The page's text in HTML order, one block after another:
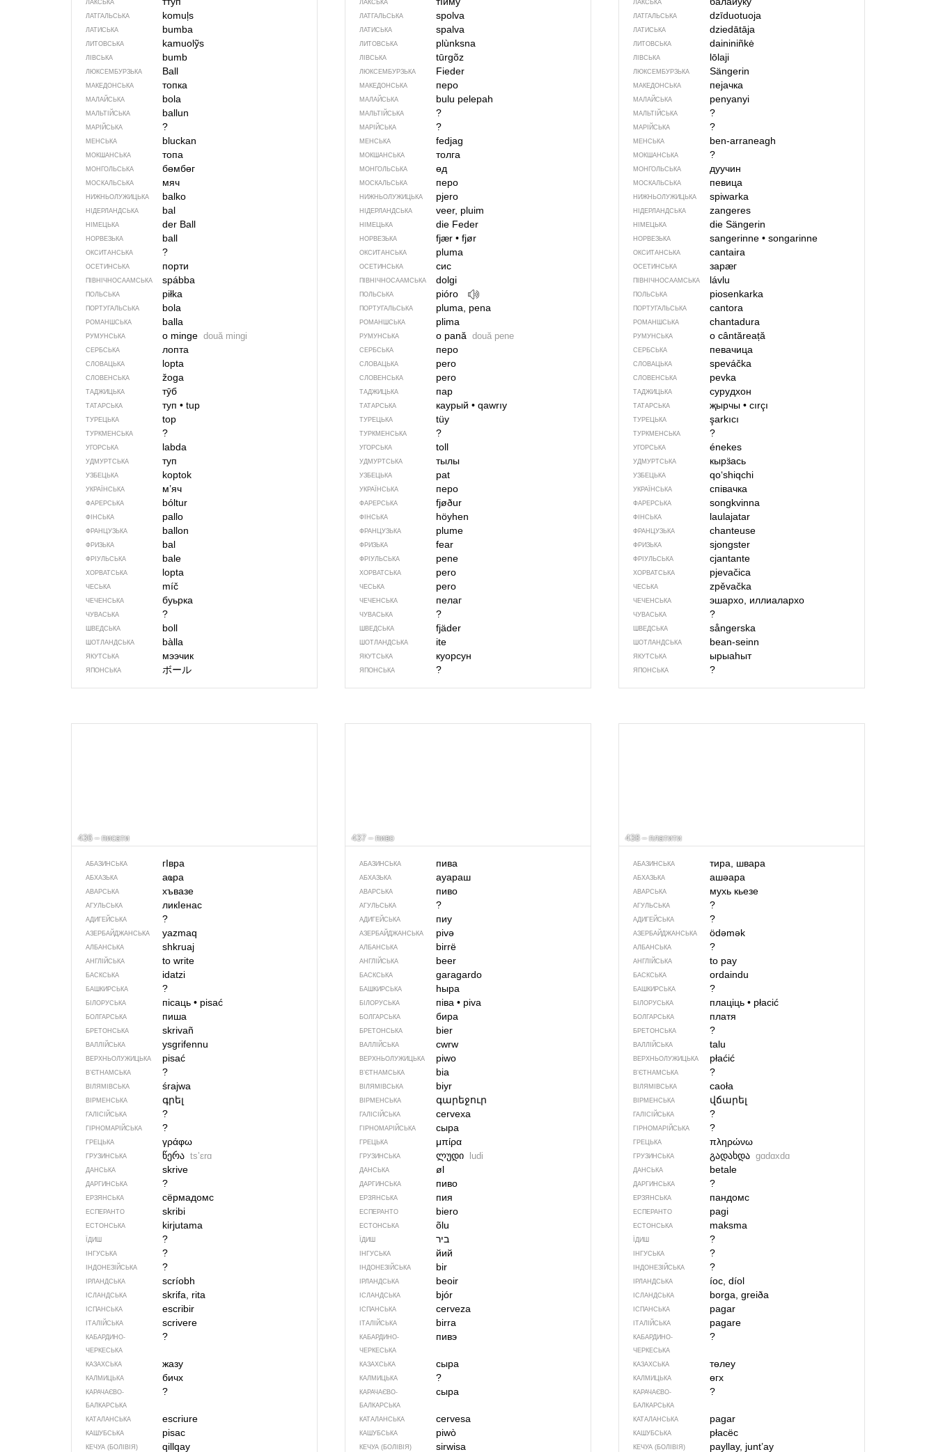
ЛАКСЬКА
ЛАТГАЛЬСЬКА komuļs
ЛАТИСЬКА bumba
ЛИТОВСЬКА kamuolỹs
ЛІВСЬКА bumb
ЛЮКСЕМБУРЗЬКА Ball
МАКЕДОНСЬКА топка
МАЛАЙСЬКА bola
МАЛЬТІЙСЬКА ballun
МАРІЙСЬКА ?
МЕНСЬКА bluckan
МОКШАНСЬКА топа
МОНГОЛЬСЬКА бөмбөг
МОСКАЛЬСЬКА мяч
НИЖНЬОЛУЖИЦЬКА balko
НІДЕРЛАНДСЬКА bal
НІМЕЦЬКА der Ball
НОРВЕЗЬКА ball
ОКСИТАНСЬКА ?
ОСЕТИНСЬКА порти
ПІВНІЧНОСААМСЬКА spábba
ПОЛЬСЬКА piłka
ПОРТУГАЛЬСЬКА bola
РОМАНШСЬКА balla
РУМУНСЬКА o minge două mingi
СЕРБСЬКА лопта
СЛОВАЦЬКА lopta
СЛОВЕНСЬКА žoga
ТАДЖИЦЬКА тӯб
ТАТАРСЬКА туп •tup
ТУРЕЦЬКА top
ТУРКМЕНСЬКА ?
УГОРСЬКА labda
УДМУРТСЬКА туп
УЗБЕЦЬКА koptok
УКРАЇНСЬКА м’яч
ФАРЕРСЬКА bóltur
ФІНСЬКА pallo
ФРАНЦУЗЬКА ballon
ФРИЗЬКА bal
ФРІУЛЬСЬКА bale
ХОРВАТСЬКА lopta
ЧЕСЬКА míč
ЧЕЧЕНСЬКА буьрка
ЧУВАСЬКА ?
ШВЕДСЬКА boll
ШОТЛАНДСЬКА bàlla
ЯКУТСЬКА мээчик
ЯПОНСЬКА ボール
ЛАКСЬКА
ЛАТГАЛЬСЬКА spolva
ЛАТИСЬКА spalva
ЛИТОВСЬКА plùnksna
ЛІВСЬКА tūrgõz
ЛЮКСЕМБУРЗЬКА Fieder
МАКЕДОНСЬКА перо
МАЛАЙСЬКА bulu pelepah
МАЛЬТІЙСЬКА ?
МАРІЙСЬКА ?
МЕНСЬКА fedjag
МОКШАНСЬКА толга
МОНГОЛЬСЬКА өд
МОСКАЛЬСЬКА перо
НИЖНЬОЛУЖИЦЬКА pjero
НІДЕРЛАНДСЬКА veer, pluim
НІМЕЦЬКА die Feder
НОРВЕЗЬКА fjær • fjør
ОКСИТАНСЬКА pluma
ОСЕТИНСЬКА сис
ПІВНІЧНОСААМСЬКА dolgi
ПОЛЬСЬКА pióro
ПОРТУГАЛЬСЬКА pluma, pena
РОМАНШСЬКА plima
РУМУНСЬКА o pană două pene
СЕРБСЬКА перо
СЛОВАЦЬКА pero
СЛОВЕНСЬКА pero
ТАДЖИЦЬКА пар
ТАТАРСЬКА каурый • qawrıy
ТУРЕЦЬКА tüy
ТУРКМЕНСЬКА ?
УГОРСЬКА toll
УДМУРТСЬКА тылы
УЗБЕЦЬКА pat
УКРАЇНСЬКА перо
ФАРЕРСЬКА fjøður
ФІНСЬКА höyhen
ФРАНЦУЗЬКА plume
ФРИЗЬКА fear
ФРІУЛЬСЬКА pene
ХОРВАТСЬКА pero
ЧЕСЬКА pero
ЧЕЧЕНСЬКА пелаг
ЧУВАСЬКА ?
ШВЕДСЬКА fjäder
ШОТЛАНДСЬКА ite
ЯКУТСЬКА куорсун
ЯПОНСЬКА ?
ЛАКСЬКА
ЛАТГАЛЬСЬКА dzīduotuoja
ЛАТИСЬКА dziedātāja
ЛИТОВСЬКА daininiñkė
ЛІВСЬКА lōlaji
ЛЮКСЕМБУРЗЬКА Sängerin
МАКЕДОНСЬКА пејачка
МАЛАЙСЬКА penyanyi
МАЛЬТІЙСЬКА ?
МАРІЙСЬКА ?
МЕНСЬКА ben-arraneagh
МОКШАНСЬКА ?
МОНГОЛЬСЬКА дуучин
МОСКАЛЬСЬКА певица
НИЖНЬОЛУЖИЦЬКА spiwarka
НІДЕРЛАНДСЬКА zangeres
НІМЕЦЬКА die Sängerin
НОРВЕЗЬКА sangerinne• songarinne
ОКСИТАНСЬКА cantaira
ОСЕТИНСЬКА зарӕг
ПІВНІЧНОСААМСЬКА lávlu
ПОЛЬСЬКА piosenkarka
ПОРТУГАЛЬСЬКА cantora
РОМАНШСЬКА chantadura
РУМУНСЬКА o cântăreață
СЕРБСЬКА певачица
СЛОВАЦЬКА speváčka
СЛОВЕНСЬКА pevka
ТАДЖИЦЬКА сурудхон
ТАТАРСЬКА җырчы• cırçı
ТУРЕЦЬКА şarkıcı
ТУРКМЕНСЬКА ?
УГОРСЬКА énekes
УДМУРТСЬКА кырӟась
УЗБЕЦЬКА qoʻshiqchi
УКРАЇНСЬКА співачка
ФАРЕРСЬКА songkvinna
ФІНСЬКА laulajatar
ФРАНЦУЗЬКА chanteuse
ФРИЗЬКА sjongster
ФРІУЛЬСЬКА cjantante
ХОРВАТСЬКА pjevačica
ЧЕСЬКА zpěvačka
ЧЕЧЕНСЬКА эшархо, иллиалархо
ЧУВАСЬКА ?
ШВЕДСЬКА sångerska
ШОТЛАНДСЬКА bean-seinn
ЯКУТСЬКА ырыаһыт
ЯПОНСЬКА ?
436 – писати
АБАЗИНСЬКА гIвра
АБХАЗЬКА аҩра
АВАРСЬКА хъвазе
АГУЛЬСЬКА ликIенас
АДИГЕЙСЬКА ?
АЗЕРБАЙДЖАНСЬКА yazmaq
АЛБАНСЬКА shkruaj
АНГЛІЙСЬКА to write
БАСКСЬКА idatzi
БАШКИРСЬКА ?
БІЛОРУСЬКА пісаць •pisać
БОЛГАРСЬКА пиша
БРЕТОНСЬКА skrivañ
ВАЛЛІЙСЬКА ysgrifennu
ВЕРХНЬОЛУЖИЦЬКА pisać
В’ЄТНАМСЬКА ?
ВІЛЯМІВСЬКА śrajwa
ВІРМЕНСЬКА գրել
ГАЛІСІЙСЬКА ?
ГІРНОМАРІЙСЬКА ?
ГРЕЦЬКА γράφω
ГРУЗИНСЬКА წერა tsʼɛrɑ
ДАНСЬКА skrive
ДАРГИНСЬКА ?
ЕРЗЯНСЬКА сёрмадомс
ЕСПЕРАНТО skribi
ЕСТОНСЬКА kirjutama
ЇДИШ ?
ІНГУСЬКА ?
ІНДОНЕЗІЙСЬКА ?
ІРЛАНДСЬКА scríobh
ІСЛАНДСЬКА skrifa, rita
ІСПАНСЬКА escribir
ІТАЛІЙСЬКА scrivere
КАБАРДИНО-
ЧЕРКЕСЬКА
?
КАЗАХСЬКА жазу
КАЛМИЦЬКА бичх
КАРАЧАЄВО-
БАЛКАРСЬКА
?
КАТАЛАНСЬКА escriure
КАШУБСЬКА pisac
КЕЧУА (БОЛІВІЯ) qillqay
437 – пиво
АБАЗИНСЬКА пива
АБХАЗЬКА ауараш
АВАРСЬКА пиво
АГУЛЬСЬКА ?
АДИГЕЙСЬКА пиу
АЗЕРБАЙДЖАНСЬКА pivə
АЛБАНСЬКА birrë
АНГЛІЙСЬКА beer
БАСКСЬКА garagardo
БАШКИРСЬКА һыра
БІЛОРУСЬКА піва • piva
БОЛГАРСЬКА бира
БРЕТОНСЬКА bier
ВАЛЛІЙСЬКА cwrw
ВЕРХНЬОЛУЖИЦЬКА piwo
В’ЄТНАМСЬКА bia
ВІЛЯМІВСЬКА biyr
ВІРМЕНСЬКА գարեջուր
ГАЛІСІЙСЬКА cervexa
ГІРНОМАРІЙСЬКА сыра
ГРЕЦЬКА μπίρα
ГРУЗИНСЬКА ლუდი ludi
ДАНСЬКА øl
ДАРГИНСЬКА пиво
ЕРЗЯНСЬКА пия
ЕСПЕРАНТО biero
ЕСТОНСЬКА õlu
ЇДИШ ביר
ІНГУСЬКА йий
ІНДОНЕЗІЙСЬКА bir
ІРЛАНДСЬКА beoir
ІСЛАНДСЬКА bjór
ІСПАНСЬКА cerveza
ІТАЛІЙСЬКА birra
КАБАРДИНО-
ЧЕРКЕСЬКА
пивэ
КАЗАХСЬКА сыра
КАЛМИЦЬКА ?
КАРАЧАЄВО-
БАЛКАРСЬКА
сыра
КАТАЛАНСЬКА cervesa
КАШУБСЬКА piwò
КЕЧУА (БОЛІВІЯ) sirwisa
438 – платити
АБАЗИНСЬКА тира, швара
АБХАЗЬКА ашәара
АВАРСЬКА мухь кьезе
АГУЛЬСЬКА ?
АДИГЕЙСЬКА ?
АЗЕРБАЙДЖАНСЬКА ödəmək
АЛБАНСЬКА ?
АНГЛІЙСЬКА to pay
БАСКСЬКА ordaindu
БАШКИРСЬКА ?
БІЛОРУСЬКА плаціць• płacić
БОЛГАРСЬКА платя
БРЕТОНСЬКА ?
ВАЛЛІЙСЬКА talu
ВЕРХНЬОЛУЖИЦЬКА płaćić
В’ЄТНАМСЬКА ?
ВІЛЯМІВСЬКА caoła
ВІРМЕНСЬКА վճարել
ГАЛІСІЙСЬКА ?
ГІРНОМАРІЙСЬКА ?
ГРЕЦЬКА πληρώνω
ГРУЗИНСЬКА გადახდა gɑdɑxdɑ
ДАНСЬКА betale
ДАРГИНСЬКА ?
ЕРЗЯНСЬКА пандомс
ЕСПЕРАНТО pagi
ЕСТОНСЬКА maksma
ЇДИШ ?
ІНГУСЬКА ?
ІНДОНЕЗІЙСЬКА ?
ІРЛАНДСЬКА íoc, díol
ІСЛАНДСЬКА borga, greiða
ІСПАНСЬКА pagar
ІТАЛІЙСЬКА pagare
КАБАРДИНО-
ЧЕРКЕСЬКА
?
КАЗАХСЬКА төлеу
КАЛМИЦЬКА өгх
КАРАЧАЄВО-
БАЛКАРСЬКА
?
КАТАЛАНСЬКА pagar
КАШУБСЬКА płacëc
КЕЧУА (БОЛІВІЯ) payllay, junt’ay